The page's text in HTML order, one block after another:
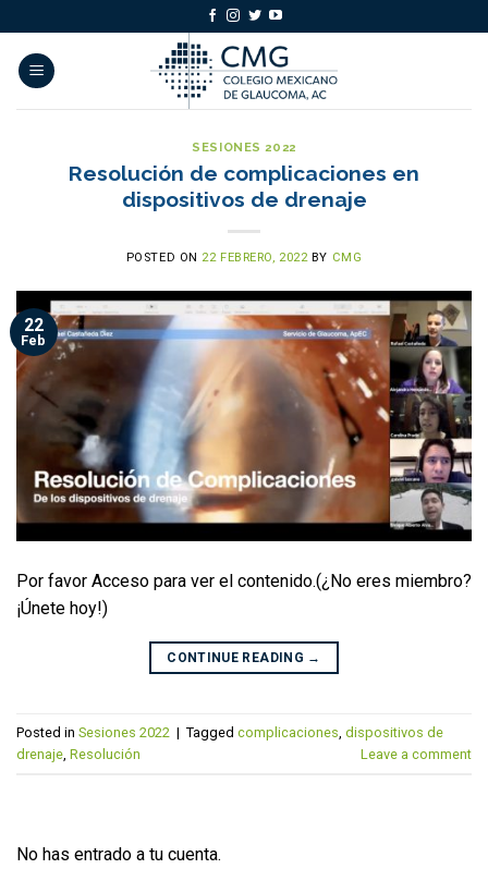
to
content
SESIONES 2022
Resolución de complicaciones en
dispositivos de drenaje
POSTED ON 22 FEBRERO, 2022 BY CMG
22
Feb
Por favor Acceso para ver el contenido.(¿No eres miembro?
¡Únete hoy!)
CONTINUE READING →
Posted in Sesiones 2022 | Tagged complicaciones dispositivos de
drenaje Resolución Leave a comment
No has entrado a tu cuenta.